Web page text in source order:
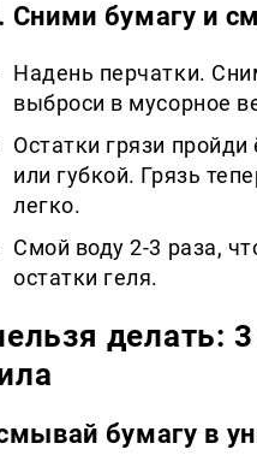
Сними бумагу и
Надень перчатки.
выброси в мусорное
Остатки грязи
или губкой. Грязь
легко.
Смой воду 2-3 раза,
остатки геля.
делать:
бумагу в